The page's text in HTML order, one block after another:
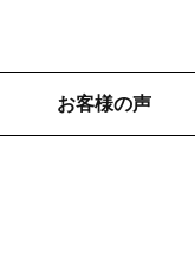
お客様の声